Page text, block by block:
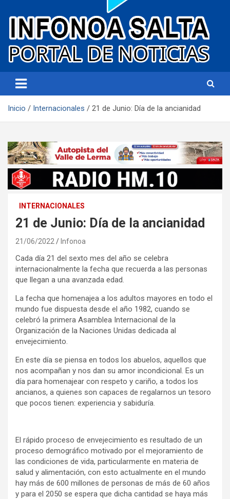
Infonoa Salta
Inicio Internacionales 21 de Junio: Día de la ancianidad
INTERNACIONALES
21 de Junio: Día de la ancianidad
21/06/2022 Infonoa
Cada día 21 del sexto mes del año se celebra
internacionalmente la fecha que recuerda a las personas
que llegan a una avanzada edad.
La fecha que homenajea a los adultos mayores en todo el
mundo fue dispuesta desde el año 1982, cuando se
celebró la primera Asamblea Internacional de la
Organización de la Naciones Unidas dedicada al
envejecimiento.
En este día se piensa en todos los abuelos, aquellos que
nos acompañan y nos dan su amor incondicional. Es un
día para homenajear con respeto y cariño, a todos los
ancianos, a quienes son capaces de regalarnos un tesoro
que pocos tienen: experiencia y sabiduría.
El rápido proceso de envejecimiento es resultado de un
proceso demográfico motivado por el mejoramiento de
las condiciones de vida, particularmente en materia de
salud y alimentación, con esto actualmente en el mundo
hay más de 600 millones de personas de más de 60 años
y para el 2050 se espera que dicha cantidad se haya más